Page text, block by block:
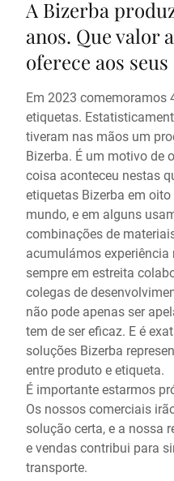
A Bizerba
anos. Que valor
oferece aos
Em 2023 comemoramos
etiquetas.
tiveram nas mãos um
Bizerba. É um motivo de
coisa aconteceu nestas
etiquetas Bizerba em
mundo, e em alguns
combinações de
acumulámos
sempre em estreita
colegas de
não pode apenas ser
tem de ser eficaz. E é
soluções Bizerba
entre produto e etiqueta.
É importante estarmos
Os nossos comerciais
solução certa, e a nossa
e vendas contribui para
transporte.